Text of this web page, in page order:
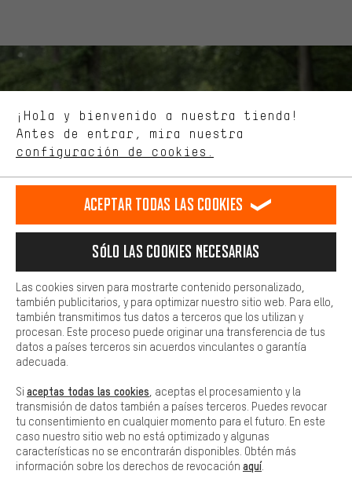
MÁS ACERCA DEL TEMA
¡Hola y bienvenido a nuestra tienda!
Antes de entrar, mira nuestra
configuración de cookies.
y consejos relevantes.
tienda. Con las cookies de rendimiento, puedes influir en la mejora
de nuestro sitio web y nuestra oferta de la tienda con tu
comportamiento de compra.
Más confort
cookies de comodidad, creamos enlaces a plataformas de redes
sociales. Esto nos permite proporcionarle más contenido e
adicionales que le ayudarán a encontrar los productos adecuados.
preguntas de forma rápida y sencilla.
Básica
Las cookies básicas aseguran que puedas usar nuestro sitio web.
Aceptar todas las cookies
Sólo las cookies necesarias
Las cookies sirven para mostrarte contenido personalizado,
también publicitarios, y para optimizar nuestro sitio web. Para ello,
también transmitimos tus datos a terceros que los utilizan y
procesan. Este proceso puede originar una transferencia de tus
datos a países terceros sin acuerdos vinculantes o garantía
adecuada.
Si aceptas todas las cookies , aceptas el procesamiento y la
transmisión de datos también a países terceros. Puedes revocar
tu consentimiento en cualquier momento para el futuro. En este
caso nuestro sitio web no está optimizado y algunas
características no se encontrarán disponibles. Obtén más
información sobre los derechos de revocación aquí.